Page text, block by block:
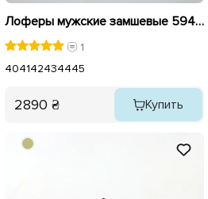
Лоферы мужские замшевые 594533 Черные
1
404142434445
2890 ₴ Купить